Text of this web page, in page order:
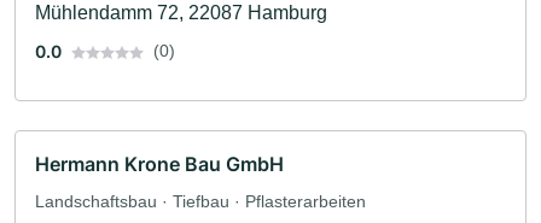
Mühlendamm 72, 22087 Hamburg
0.0
(0)
Hermann Krone Bau GmbH
Landschaftsbau · Tiefbau · Pflasterarbeiten